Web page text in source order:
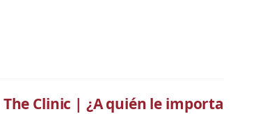
The Clinic | ¿A quién le importa